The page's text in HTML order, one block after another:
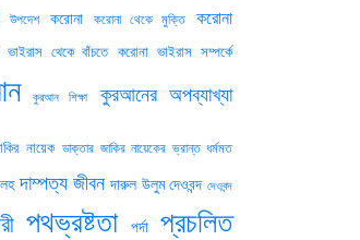
উপদেশ করোনা করোনা থেকে মুক্তি
করোনা
ভাইরাস থেকে বাঁচতে করোনা ভাইরাস সম্পর্কে
কুরআন শিক্ষা কুরআনের অপব্যাখ্যা
নায়েক ডাক্তার জাকির নায়েকের ভ্রান্ত ধর্মমত
দাম্পত্য জীবন দারুল উলুম দেওবন্দ দেওবন্দ
পথভ্রষ্টতা পর্দা
প্রচলিত